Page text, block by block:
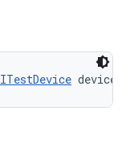
ITestDevice device)